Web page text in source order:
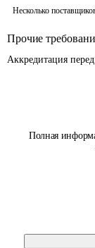
Полная
Несколько
Прочие
Аккредитация